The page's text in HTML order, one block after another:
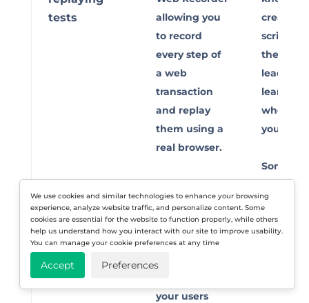
tests
allowing you
to record
every step of
a web
transaction
and replay
them using a
real browser.
record multi-
step scripts to
cover critical
your users
create
scripts
them.
lead to a
learning
when
your
Some
don’t
create
We use cookies and similar technologies to enhance your browsing
experience, analyze website traffic, and personalize content. Some
cookies are essential for the website to function properly, while others
help us understand how you interact with our site to improve usability.
You can manage your cookie preferences at any time
Accept Preferences